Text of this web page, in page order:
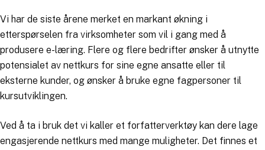
Vi har de siste årene merket en markant økning i
etterspørselen fra virksomheter som vil i gang med å
produsere e-læring. Flere og flere bedrifter ønsker å utnytte
potensialet av nettkurs for sine egne ansatte eller til
eksterne kunder, og ønsker å bruke egne fagpersoner til
kursutviklingen.
Ved å ta i bruk det vi kaller et forfatterverktøy kan dere lage
engasjerende nettkurs med mange muligheter. Det finnes et